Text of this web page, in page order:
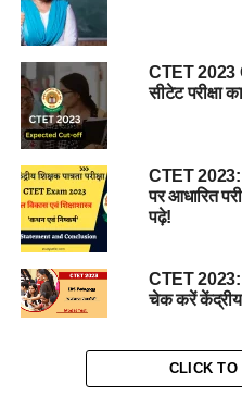
CTET 2023
सीटेट परीक्षा
CTET 2023:
पर आधारित
पढ़े!
CTET 2023:
चेक करें केंद्रीय
CLICK TO